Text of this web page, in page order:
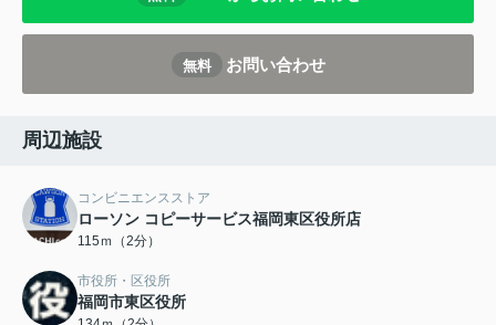
無料 お問い合わせ
周辺施設
コンビニエンスストア
ローソン コピーサービス福岡東区役所店
115ｍ（2分）
市役所・区役所
福岡市東区役所